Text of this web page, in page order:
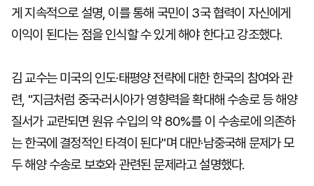
게 지속적으로 설명, 이를 통해 국민이 3국 협력이 자신에게
이익이 된다는 점을 인식할 수 있게 해야 한다고 강조했다.
김 교수는 미국의 인도·태평양 전략에 대한 한국의 참여와 관
련, "지금처럼 중국·러시아가 영향력을 확대해 수송로 등 해양
질서가 교란되면 원유 수입의 약 80%를 이 수송로에 의존하
는 한국에 결정적인 타격이 된다"며 대만·남중국해 문제가 모
두 해양 수송로 보호와 관련된 문제라고 설명했다.